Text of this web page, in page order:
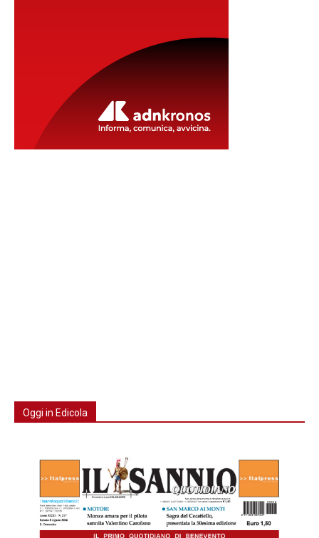
Oggi in Edicola